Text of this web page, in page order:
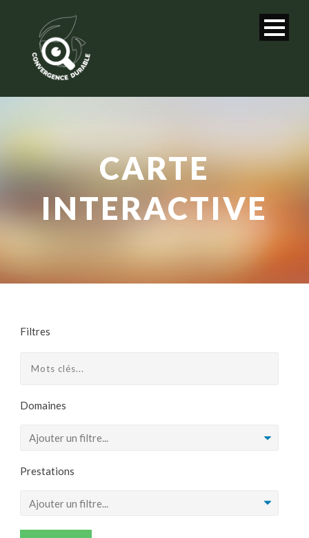
CARTE
INTERACTIVE
Filtres
Domaines
Prestations